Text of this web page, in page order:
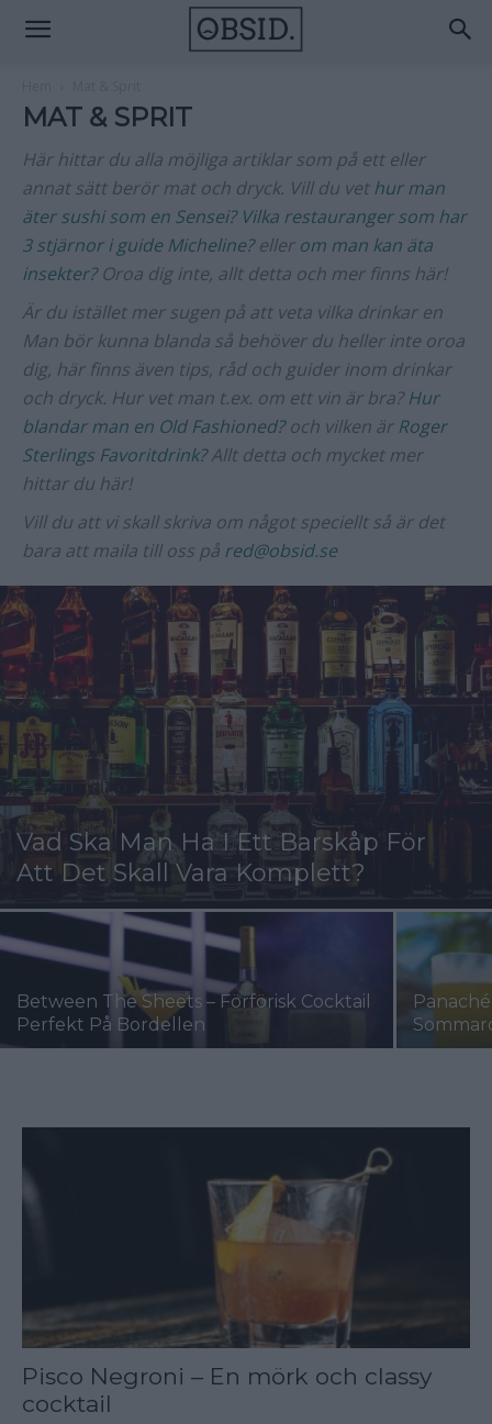
MAT & SPRIT
Här hittar du alla möjliga artiklar som på ett eller
annat sätt berör mat och dryck. Vill du vet hur man
äter sushi som en Sensei? Vilka restauranger som har
3 stjärnor i guide Micheline?eller om man kan äta
insekter?Oroa dig inte, allt detta och mer finns här!
Är du istället mer sugen på att veta vilka drinkar en
Man bör kunna blanda så behöver du heller inte oroa
dig, här finns även tips, råd och guider inom drinkar
och dryck. Hur vet man t.ex. om ett vin är bra?Hur
blandar man en Old Fashioned?och vilken är Roger
Sterlings Favoritdrink?Allt detta och mycket mer
hittar du här!
Vill du att vi skall skriva om något speciellt så är det
bara att maila till oss på red@obsid.se
Vad Ska Man Ha I Ett Barskåp För
Att Det Skall Vara Komplett?
Between The Sheets – Förförisk Cocktail
Perfekt På Bordellen
Pisco Negroni – En mörk och classy
cocktail